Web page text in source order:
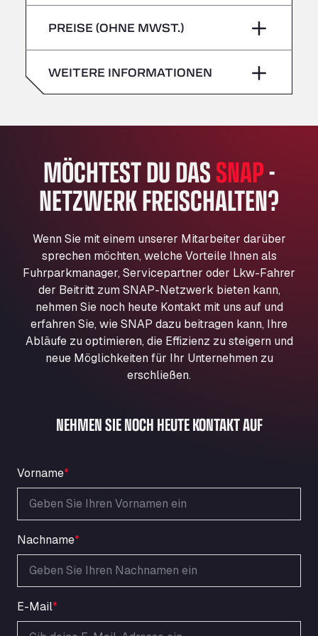
All 4 Trucks
Klaverbladstaat 21, 3560
American Truck Wash
Av. des Etats-Unis 90, 6041
Aut. A4 Salida 288 Pol. Ind. del Guadiel, 23210
AP7 Salida 2, C/ Bassegoda, 4, 17700
Andamur Pamplona
A-15 Salida Imarcoain, 31119
Aut A1 Exit 385, 01207
Anglia Motel
Washway Road, PE12 8LT
Anpol Sp. z o.o.
Ul. Torunska 147, 85884
Aqua Ariva GmbH
Marie-Curie-Straße 24, 68219
Aral Autohof Bockel
Oppelner Str. 1, 31167
ARAL Autohof Preis
Schellweilerstraße 1, 66871
ARAL Tankstelle - XXL Truckwash.de
GmbH
Ardleigh South Services
a120 westbound, CO77SL
Area 47 Hermanos Rico
Autovia A4 km 47, 28300
Sonntag –
Samstag –
Sonntag –
PREISE (OHNE MWST.)
WEITERE INFORMATIONEN
MÖCHTEST DU DASSNAP-
NETZWERK FREISCHALTEN?
Wenn Sie mit einem unserer Mitarbeiter darüber
sprechen möchten, welche Vorteile Ihnen als
Fuhrparkmanager, Servicepartner oder Lkw-Fahrer
der Beitritt zum SNAP-Netzwerk bieten kann,
nehmen Sie noch heute Kontakt mit uns auf und
erfahren Sie, wie SNAP dazu beitragen kann, Ihre
Abläufe zu optimieren, die Effizienz zu steigern und
neue Möglichkeiten für Ihr Unternehmen zu
erschließen.
NEHMEN SIE NOCH HEUTE KONTAKT AUF
Vorname*
Nachname*
E-Mail*